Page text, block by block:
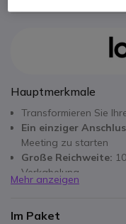
Hauptmerkmale
Transformieren Sie
Ein einziger
Meeting zu starten
Große Reichweite:
Verkabelung
Einfache Verwaltung:
Eingebautes Netzteil:
Mehr anzeigen
Im Paket